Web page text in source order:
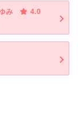
み
4.0